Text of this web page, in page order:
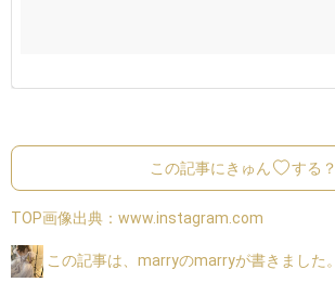
この記事にきゅん する？
TOP画像出典： www.instagram.com
この記事は、marryのmarryが書きました。